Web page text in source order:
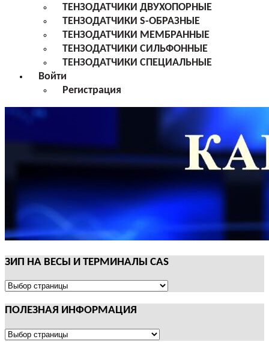
ТЕНЗОДАТЧИКИ ДВУХОПОРНЫЕ
ТЕНЗОДАТЧИКИ S-ОБРАЗНЫЕ
ТЕНЗОДАТЧИКИ МЕМБРАННЫЕ
ТЕНЗОДАТЧИКИ СИЛЬФОННЫЕ
ТЕНЗОДАТЧИКИ СПЕЦИАЛЬНЫЕ
Войти
Регистрация
ЗИП НА ВЕСЫ И ТЕРМИНАЛЫ CAS
ЗИП
ВЕСЫ
ТЕРМИНАЛЫ
ПОЛЕЗНАЯ ИНФОРМАЦИЯ
ПОЛЕЗНАЯ